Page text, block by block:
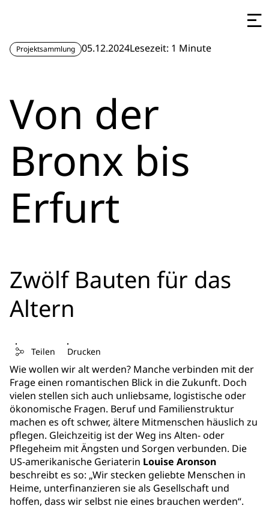
Projektsammlung 05.12.2024Lesezeit: 1 Minute
Von der
Bronx bis
Erfurt
Zwölf Bauten für das
Altern
Teilen Drucken
Wie wollen wir alt werden? Manche verbinden mit der
Frage einen romantischen Blick in die Zukunft. Doch
vielen stellen sich auch unliebsame, logistische oder
ökonomische Fragen. Beruf und Familienstruktur
machen es oft schwer, ältere Mitmenschen häuslich zu
pflegen. Gleichzeitig ist der Weg ins Alten- oder
Pflegeheim mit Ängsten und Sorgen verbunden. Die
US-amerikanische Geriaterin Louise Aronson
beschreibt es so: „Wir stecken geliebte Menschen in
Heime, unterfinanzieren sie als Gesellschaft und
hoffen, dass wir selbst nie eines brauchen werden“.